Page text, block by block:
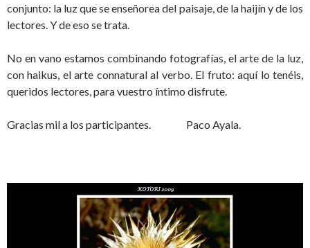
conjunto: la luz que se enseñorea del paisaje, de la haijín y de los
lectores. Y de eso se trata.
No en vano estamos combinando fotografías, el arte de la luz,
con haikus, el arte connatural al verbo. El fruto: aquí lo tenéis,
queridos lectores, para vuestro íntimo disfrute.
Gracias mil a los participantes. Paco Ayala.